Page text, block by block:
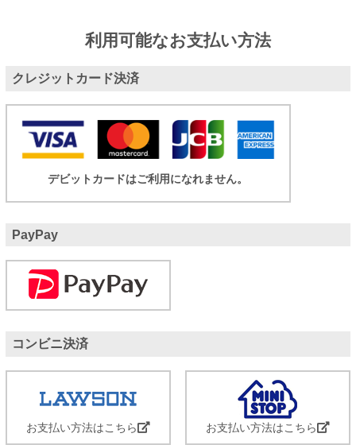
利用可能なお支払い方法
クレジットカード決済
デビットカードはご利用になれません。
PayPay
コンビニ決済
お支払い方法はこちら お支払い方法はこちら